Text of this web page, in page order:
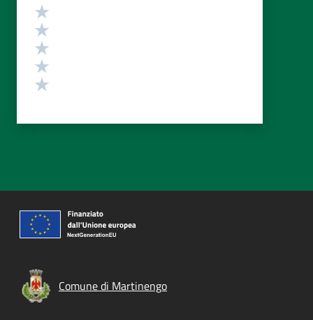
Valutazione
Comune di Martinengo